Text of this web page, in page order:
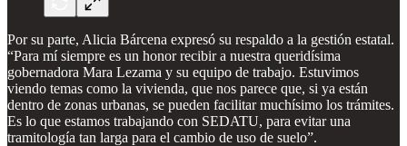
Por su parte, Alicia Bárcena expresó su respaldo a la gestión estatal.
“Para mí siempre es un honor recibir a nuestra queridísima
gobernadora Mara Lezama y su equipo de trabajo. Estuvimos
viendo temas como la vivienda, que nos parece que, si ya están
dentro de zonas urbanas, se pueden facilitar muchísimo los trámites.
Es lo que estamos trabajando con SEDATU, para evitar una
tramitología tan larga para el cambio de uso de suelo”.